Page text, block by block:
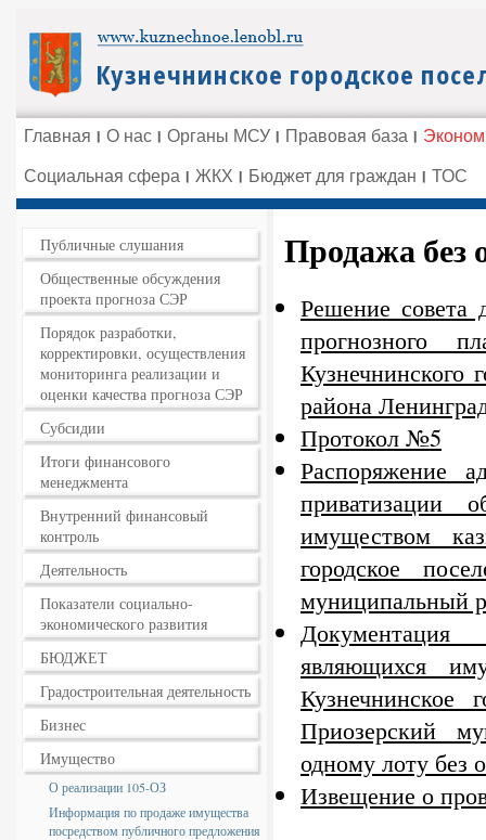
Главная О нас Органы МСУ Правовая база
Социальная сфера ЖКХ Бюджет для граждан ТОС
Публичные слушания
Общественные обсуждения
проекта прогноза СЭР
Порядок разработки,
корректировки, осуществления
мониторинга реализации и
оценки качества прогноза СЭР
Субсидии
Итоги финансового
менеджмента
Внутренний финансовый
контроль
Деятельность
Показатели социально-
экономического развития
БЮДЖЕТ
Градостроительная деятельность
Бизнес
Имущество
О реализации 105-ОЗ
Информация по продаже имущества
посредством публичного предложения
Продажа без
Решение совета
прогнозного
Кузнечнинского
района
Протокол №5
Распоряжение
приватизации
имуществом
городское
муниципальный
Документация
являющихся
Кузнечнинское
Приозерский
одному лоту без
Извещение о